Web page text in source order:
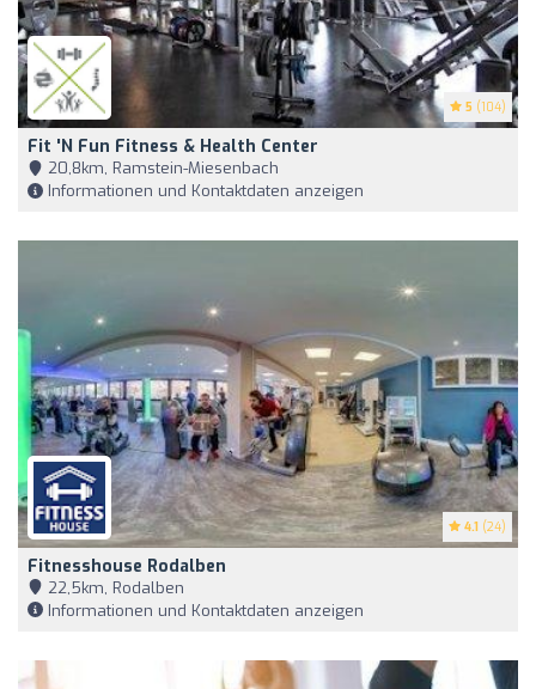
5 (104)
Fit 'n Fun Fitness & Health Center
20,8km, Ramstein-Miesenbach
Informationen und Kontaktdaten anzeigen
4.1 (24)
Fitnesshouse Rodalben
22,5km, Rodalben
Informationen und Kontaktdaten anzeigen